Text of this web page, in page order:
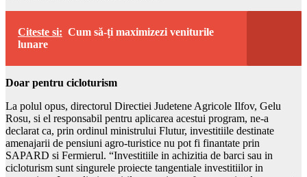
Citeste si: Cum să-ți maximizezi veniturile
lunare
Doar pentru cicloturism
La polul opus, directorul Directiei Judetene Agricole Ilfov, Gelu
Rosu, si el responsabil pentru aplicarea acestui program, ne-a
declarat ca, prin ordinul ministrului Flutur, investitiile destinate
amenajarii de pensiuni agro-turistice nu pot fi finantate prin
SAPARD si Fermierul. “Investitiile in achizitia de barci sau in
cicloturism sunt singurele proiecte tangentiale investitiilor in